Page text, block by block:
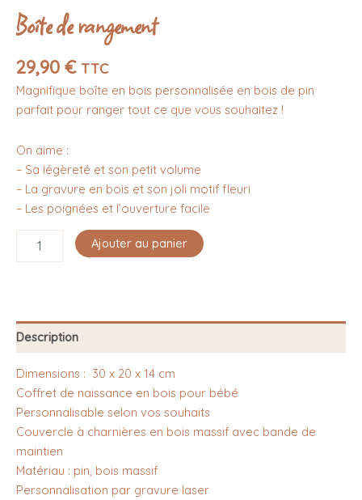
Boîte de rangement
29,90 € TTC
Magnifique boîte en bois personnalisée en bois de pin
parfait pour ranger tout ce que vous souhaitez !
On aime :
– Sa légèreté et son petit volume
– La gravure en bois et son joli motif fleuri
– Les poignées et l’ouverture facile
Ajouter au panier
Description
Dimensions : 30 x 20 x 14 cm
Coffret de naissance en bois pour bébé
Personnalisable selon vos souhaits
Couvercle à charnières en bois massif avec bande de
maintien
Matériau : pin, bois massif
Personnalisation par gravure laser